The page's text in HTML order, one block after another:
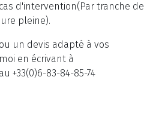
d'intervention(Par tranche de
pleine).
un devis adapté à vos
en écrivant à
+33(0)6-83-84-85-74